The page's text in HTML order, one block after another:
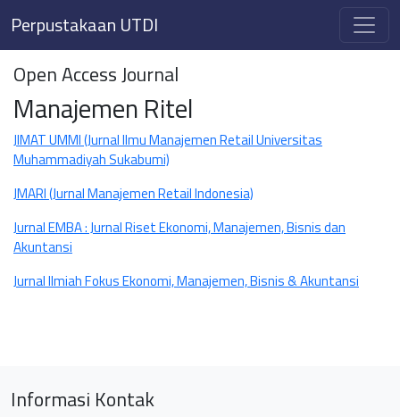
Perpustakaan UTDI
Open Access Journal
Manajemen Ritel
JIMAT UMMI (Jurnal Ilmu Manajemen Retail Universitas
Muhammadiyah Sukabumi)
JMARI (Jurnal Manajemen Retail Indonesia)
Jurnal EMBA : Jurnal Riset Ekonomi, Manajemen, Bisnis dan
Akuntansi
Jurnal Ilmiah Fokus Ekonomi, Manajemen, Bisnis & Akuntansi
Informasi Kontak